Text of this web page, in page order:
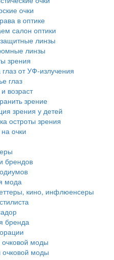
очки
в оптике
салон оптики
линзы
линзы
зрения
от УФ-излучения
глаз
возраст
зрение
зрения у детей
остроты зрения
очки
брендов
мода
кино, инфлюенсеры
бренда
моды
очковой моды